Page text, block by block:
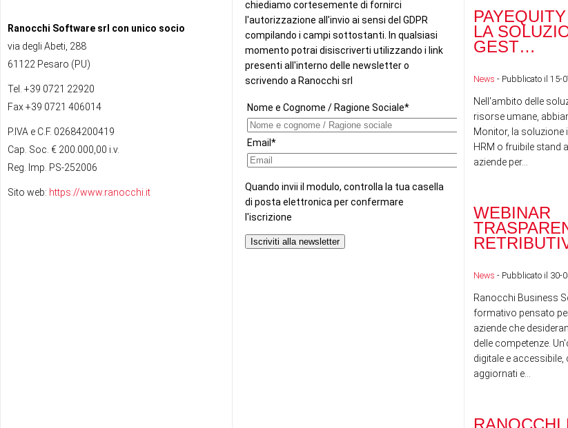
Ranocchi Software srl con unico socio
via degli Abeti, 288
61122 Pesaro (PU)
Tel. +39 0721 22920
Fax +39 0721 406014
P.IVA e C.F. 02684200419
Cap. Soc. € 200.000,00 i.v.
Reg. Imp. PS-252006
Sito web: https://www.ranocchi.it
LA
GEST…
News - Pubblicato il 15-
Nell'ambito delle
risorse umane,
Monitor, la soluzione
HRM o fruibile stand
aziende per...
WEBINAR
News - Pubblicato il 30-
Ranocchi Business
formativo pensato
aziende che
delle competenze.
digitale e
aggiornati e...